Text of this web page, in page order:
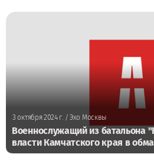
3 октября 2024 г./ Эхо Москвы
Военнослужащий из батальона
власти Камчатского края в